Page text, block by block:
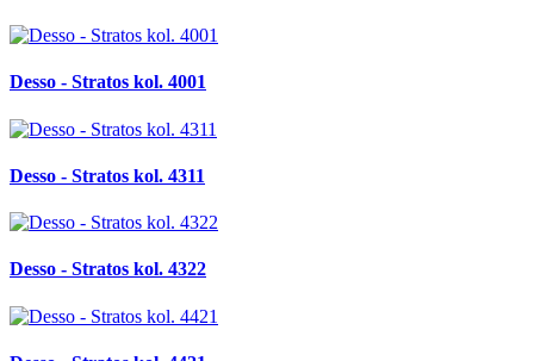
Desso - Stratos kol. 4001
Desso - Stratos kol. 4311
Desso - Stratos kol. 4322